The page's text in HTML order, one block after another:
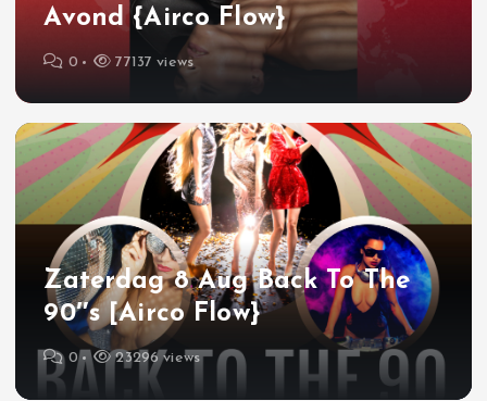
Avond {Airco Flow}
0 77137 views
Zaterdag 8 Aug Back To The
90″s [Airco Flow}
0 23296 views